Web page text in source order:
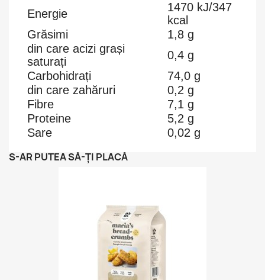
Energie
1470 kJ/347
kcal
Grăsimi
1,8 g
din care acizi grași
saturați
0,4 g
Carbohidrați
74,0 g
din care zahăruri
0,2 g
Fibre
7,1 g
Proteine
5,2 g
Sare
0,02 g
S-AR PUTEA SĂ-ȚI PLACĂ